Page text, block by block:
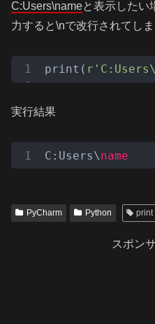
C:Users\nameと表示したい
力すると\nで改行されてし
print(
実行結果
C:Users\name
PyCharm Python print
スポン